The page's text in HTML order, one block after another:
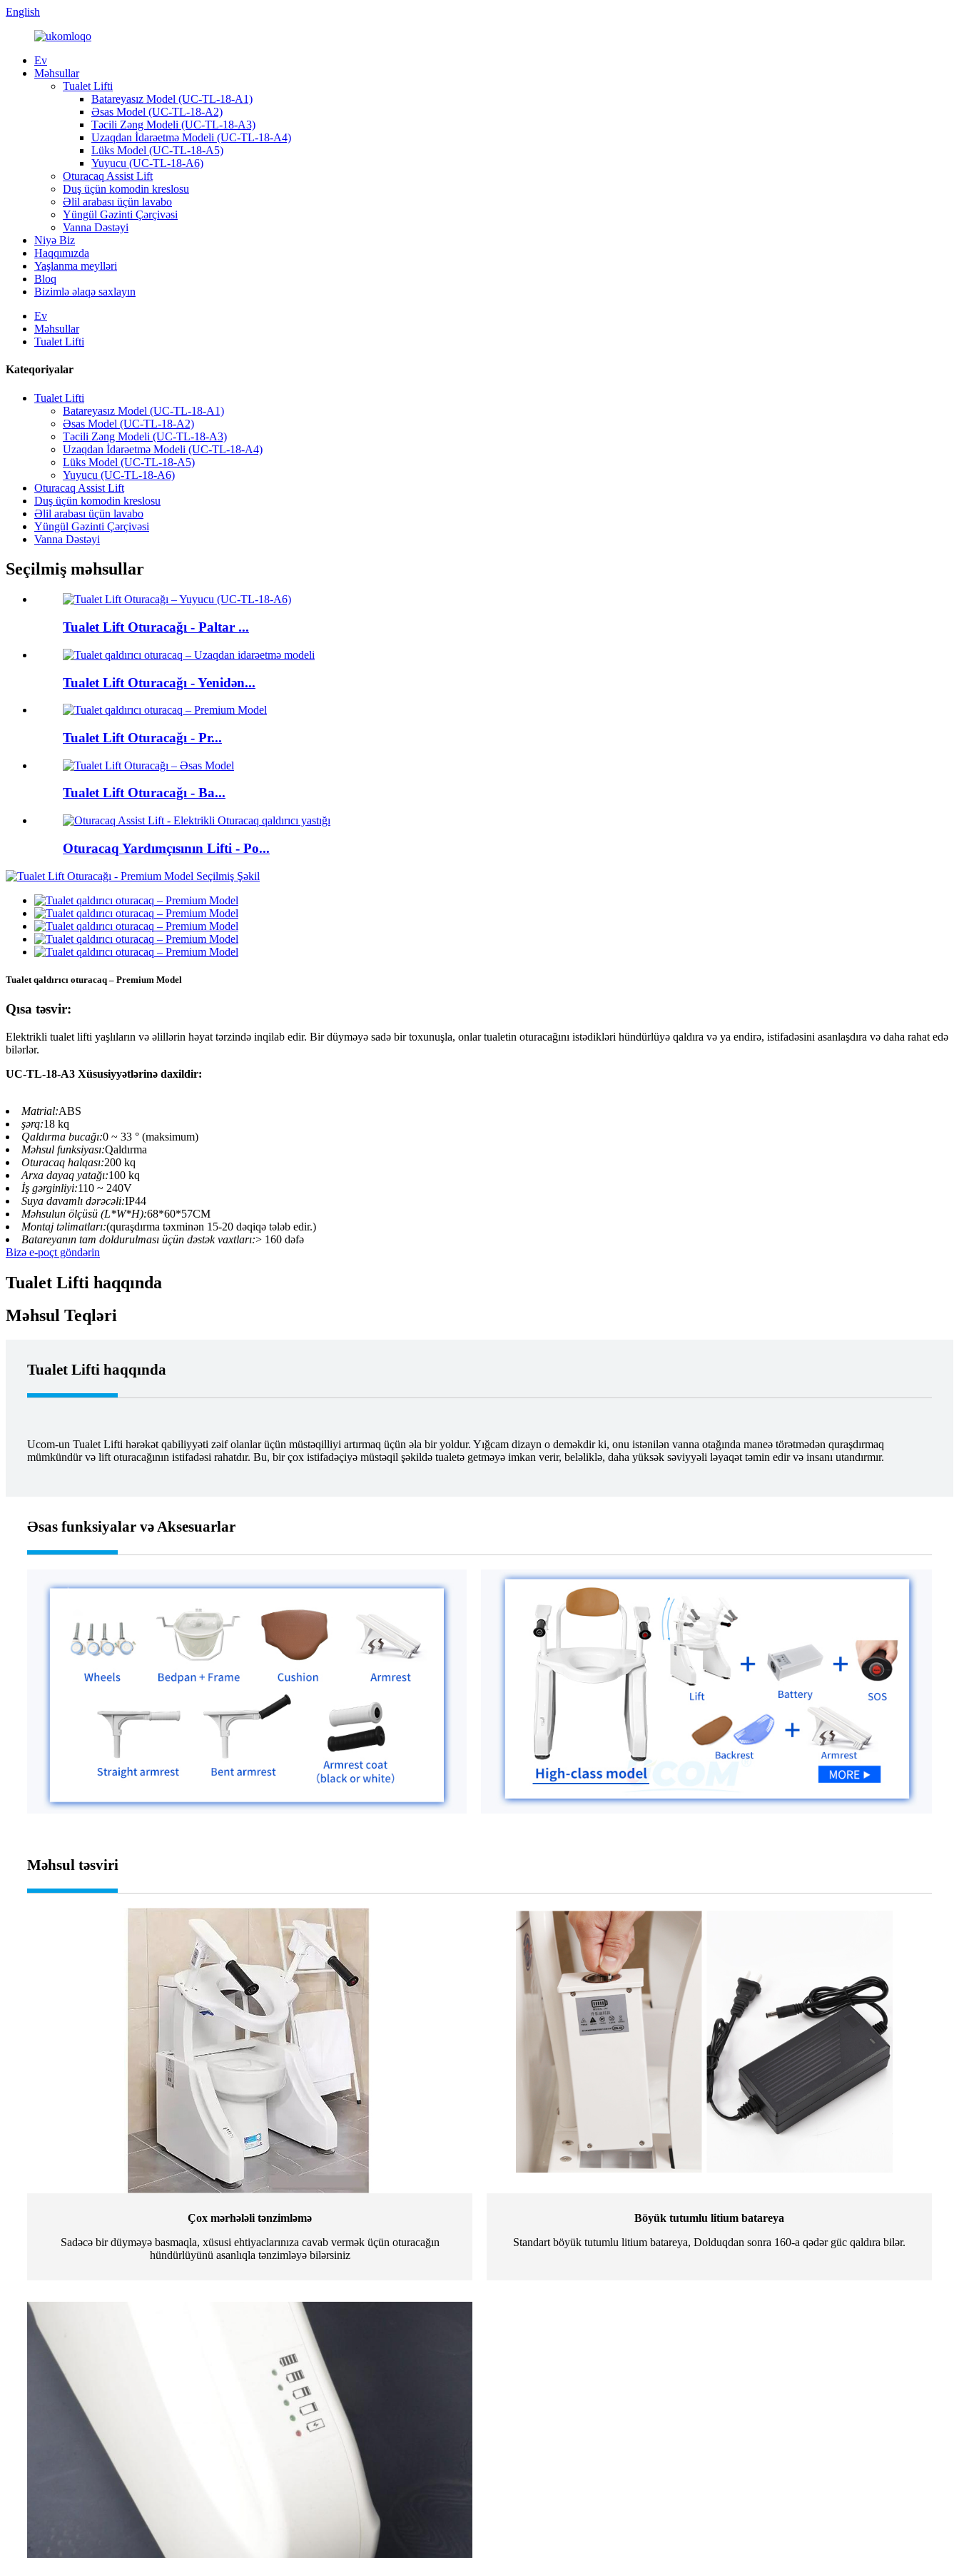
English
Ev
Məhsullar
Tualet Lifti
Batareyasız Model (UC-TL-18-A1)
Əsas Model (UC-TL-18-A2)
Təcili Zəng Modeli (UC-TL-18-A3)
Uzaqdan İdarəetmə Modeli (UC-TL-18-A4)
Lüks Model (UC-TL-18-A5)
Yuyucu (UC-TL-18-A6)
Oturacaq Assist Lift
Duş üçün komodin kreslosu
Əlil arabası üçün lavabo
Yüngül Gəzinti Çərçivəsi
Vanna Dəstəyi
Niyə Biz
Haqqımızda
Yaşlanma meylləri
Bloq
Bizimlə əlaqə saxlayın
Ev
Məhsullar
Tualet Lifti
Kateqoriyalar
Tualet Lifti
Batareyasız Model (UC-TL-18-A1)
Əsas Model (UC-TL-18-A2)
Təcili Zəng Modeli (UC-TL-18-A3)
Uzaqdan İdarəetmə Modeli (UC-TL-18-A4)
Lüks Model (UC-TL-18-A5)
Yuyucu (UC-TL-18-A6)
Oturacaq Assist Lift
Duş üçün komodin kreslosu
Əlil arabası üçün lavabo
Yüngül Gəzinti Çərçivəsi
Vanna Dəstəyi
Seçilmiş məhsullar
Tualet Lift Oturacağı - Paltar ...
Tualet Lift Oturacağı - Yenidən...
Tualet Lift Oturacağı - Pr...
Tualet Lift Oturacağı - Ba...
Oturacaq Yardımçısının Lifti - Po...
Tualet qaldırıcı oturacaq – Premium Model
Qısa təsvir:
Elektrikli tualet lifti yaşlıların və əlillərin həyat tərzində inqilab edir. Bir düyməyə sadə bir toxunuşla, onlar tualetin oturacağını istədikləri hündürlüyə qaldıra və ya endirə, istifadəsini asanlaşdıra və daha rahat edə
bilərlər.
UC-TL-18-A3 Xüsusiyyətlərinə daxildir:
Matrial:ABS
şərq:18 kq
Qaldırma bucağı:0 ~ 33 ° (maksimum)
Məhsul funksiyası:Qaldırma
Oturacaq halqası:200 kq
Arxa dayaq yatağı:100 kq
İş gərginliyi:110 ~ 240V
Suya davamlı dərəcəli:IP44
Məhsulun ölçüsü (L*W*H):68*60*57CM
Montaj təlimatları:(quraşdırma təxminən 15-20 dəqiqə tələb edir.)
Batareyanın tam doldurulması üçün dəstək vaxtları:> 160 dəfə
Bizə e-poçt göndərin
Tualet Lifti haqqında
Məhsul Teqləri
Tualet Lifti haqqında
Ucom-un Tualet Lifti hərəkət qabiliyyəti zəif olanlar üçün müstəqilliyi artırmaq üçün əla bir yoldur. Yığcam dizayn o deməkdir ki, onu istənilən vanna otağında maneə törətmədən quraşdırmaq
mümkündür və lift oturacağının istifadəsi rahatdır. Bu, bir çox istifadəçiyə müstəqil şəkildə tualetə getməyə imkan verir, beləliklə, daha yüksək səviyyəli ləyaqət təmin edir və insanı utandırmır.
Əsas funksiyalar və Aksesuarlar
Məhsul təsviri
Çox mərhələli tənzimləmə
Sadəcə bir düyməyə basmaqla, xüsusi ehtiyaclarınıza cavab vermək üçün oturacağın
hündürlüyünü asanlıqla tənzimləyə bilərsiniz
Böyük tutumlu litium batareya
Standart böyük tutumlu litium batareya, Dolduqdan sonra 160-a qədər güc qaldıra bilər.